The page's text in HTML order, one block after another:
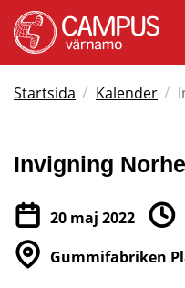
Startsida / Kalender /
Invigning
20 maj 2022
Gummifabriken